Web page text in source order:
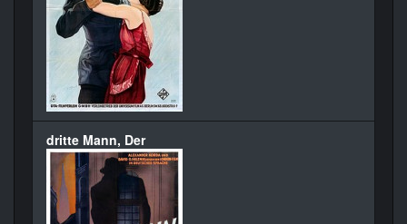
dritte Mann, Der